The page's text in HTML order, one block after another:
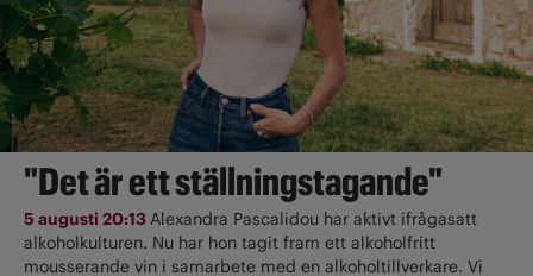
"Det är ett ställningstagande"
5 augusti 20:13Alexandra Pascalidou har aktivt ifrågasatt
alkoholkulturen. Nu har hon tagit fram ett alkoholfritt
mousserande vin i samarbete med en alkoholtillverkare. Vi